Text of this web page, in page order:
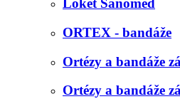
Loket Sanomed
ORTEX - bandáže
Ortézy a bandáže
Ortézy a bandáže